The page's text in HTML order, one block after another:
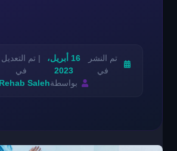
تم النشر
في
16 أبريل،
2023
| تم التعديل
في
بواسطةRehab Saleh